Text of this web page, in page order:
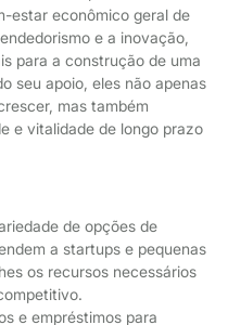
estar econômico geral de
e a inovação,
para a construção de uma
seu apoio, eles não apenas
mas também
e vitalidade de longo prazo
de opções de
a startups e pequenas
os recursos necessários
e empréstimos para